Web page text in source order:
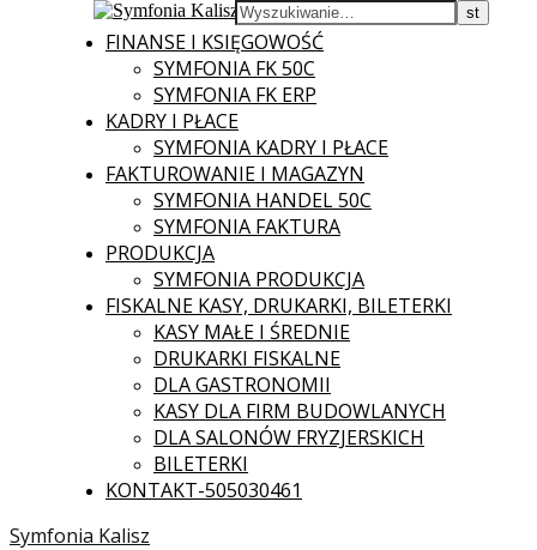
FINANSE I KSIĘGOWOŚĆ
SYMFONIA FK 50C
SYMFONIA FK ERP
KADRY I PŁACE
SYMFONIA KADRY I PŁACE
FAKTUROWANIE I MAGAZYN
SYMFONIA HANDEL 50C
SYMFONIA FAKTURA
PRODUKCJA
SYMFONIA PRODUKCJA
FISKALNE KASY, DRUKARKI, BILETERKI
KASY MAŁE I ŚREDNIE
DRUKARKI FISKALNE
DLA GASTRONOMII
KASY DLA FIRM BUDOWLANYCH
DLA SALONÓW FRYZJERSKICH
BILETERKI
KONTAKT-505030461
Symfonia Kalisz